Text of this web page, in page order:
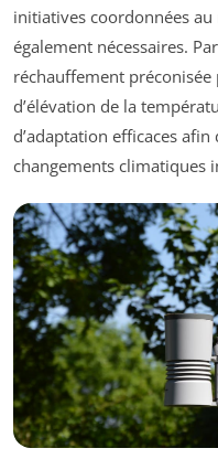
initiatives coordonnées
également nécessaires.
réchauffement
d’élévation de la
d’adaptation efficaces
changements climatiques